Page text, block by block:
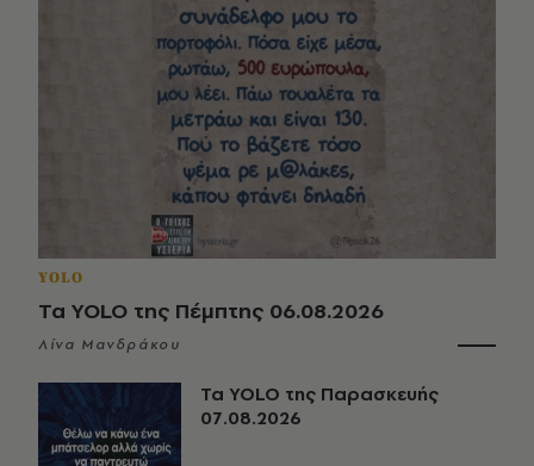
YOLO
Τα YOLO της Πέμπτης 06.08.2026
Λίνα Μανδράκου
Τα YOLO της Παρασκευής
07.08.2026